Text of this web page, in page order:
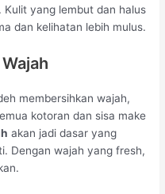
Kulit yang lembut dan halus
dan kelihatan lebih mulus.
membersihkan wajah,
kotoran dan sisa make
akan jadi dasar yang
Dengan wajah yang fresh,